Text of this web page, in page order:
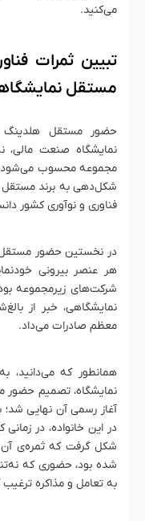
می‌کنید.
تبیین ثمرات
مستقل
حضور مستقل هلدینگ
نمایشگاه صنعت مالی،
مجموعه محسوب می‌شود،
شکل‌دهی به برند مستقل
فناوری و نوآوری کشور
در نخستین حضور مستقل
هر عنصر بیرونی
شرکت‌های زیرمجموعه
نمایشگاهی، خبر از
معظم صادرات می‌داد.
همانطور که می‌دانید،
نمایشگاه، تصمیم حضور
آغاز رسمی آن نهایی شد؛
در این خانواده، در
شکل گرفت که ثمره‌ی آن
شده بود، حضوری که
به تعامل و مذاکره ترغیب